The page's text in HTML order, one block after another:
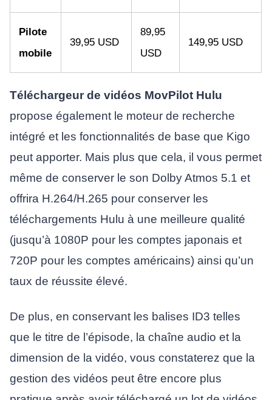
Pilote
mobile
39,95 USD
89,95
USD
149,95 USD
Téléchargeur de vidéos MovPilot Hulu
propose également le moteur de recherche
intégré et les fonctionnalités de base que Kigo
peut apporter. Mais plus que cela, il vous permet
même de conserver le son Dolby Atmos 5.1 et
offrira H.264/H.265 pour conserver les
téléchargements Hulu à une meilleure qualité
(jusqu’à 1080P pour les comptes japonais et
720P pour les comptes américains) ainsi qu’un
taux de réussite élevé.
De plus, en conservant les balises ID3 telles
que le titre de l’épisode, la chaîne audio et la
dimension de la vidéo, vous constaterez que la
gestion des vidéos peut être encore plus